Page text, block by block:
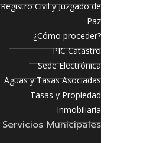
Registro Civil y Juzgado de
Paz
¿Cómo proceder?
PIC Catastro
Sede Electrónica
Aguas y Tasas Asociadas
Tasas y Propiedad
Inmobiliaria
Servicios Municipales